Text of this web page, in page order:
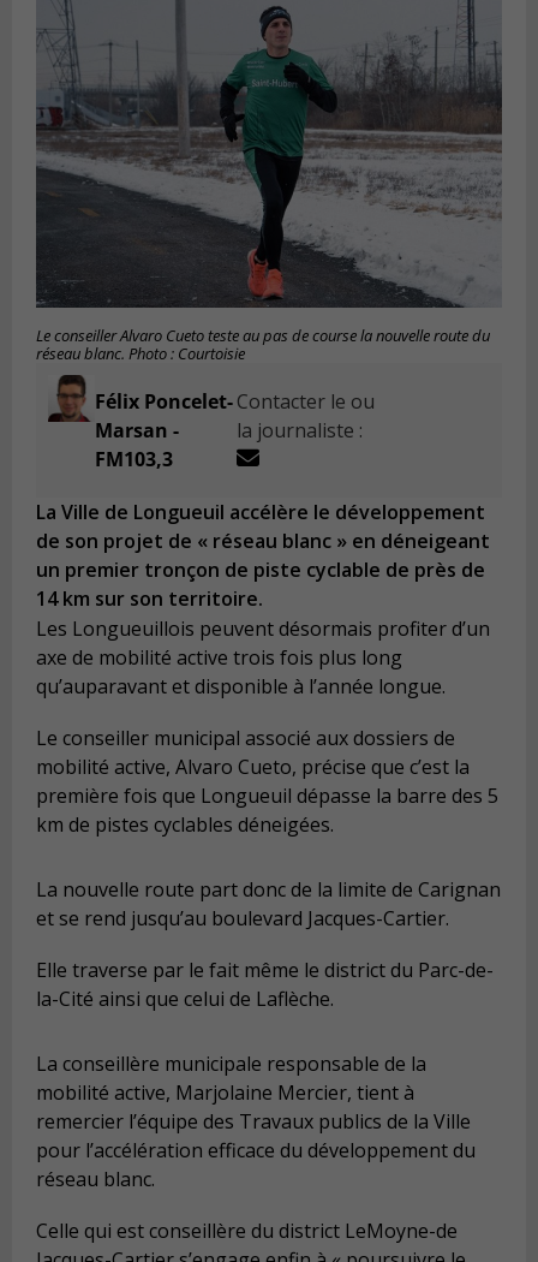
Le conseiller Alvaro Cueto teste au pas de course la nouvelle route du
réseau blanc. Photo : Courtoisie
Félix Poncelet-
Marsan -
FM103,3
Contacter le ou
la journaliste :
La Ville de Longueuil accélère le développement
de son projet de « réseau blanc » en déneigeant
un premier tronçon de piste cyclable de près de
14 km sur son territoire.
Les Longueuillois peuvent désormais profiter d’un
axe de mobilité active trois fois plus long
qu’auparavant et disponible à l’année longue.
Le conseiller municipal associé aux dossiers de
mobilité active, Alvaro Cueto, précise que c’est la
première fois que Longueuil dépasse la barre des 5
km de pistes cyclables déneigées.
La nouvelle route part donc de la limite de Carignan
et se rend jusqu’au boulevard Jacques-Cartier.
Elle traverse par le fait même le district du Parc-de-
la-Cité ainsi que celui de Laflèche.
La conseillère municipale responsable de la
mobilité active, Marjolaine Mercier, tient à
remercier l’équipe des Travaux publics de la Ville
pour l’accélération efficace du développement du
réseau blanc.
Celle qui est conseillère du district LeMoyne-de